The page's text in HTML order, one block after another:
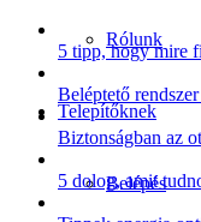
Rólunk
Telepítőknek
Belépés
5 tipp, hogy mire
Beléptető
Biztonságban az
5 dolog, amit